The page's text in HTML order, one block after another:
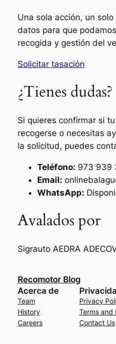
Una sola acción, un
datos para que
recogida y gestión del
Solicitar tasación
¿Tienes dudas?
Si quieres confirmar si
recogerse o necesitas
la solicitud, puedes
Teléfono: 973 939
Email:
WhatsApp:
Avalados por
Sigrauto AEDRA
Recomotor Blog
Acerca de
Team
History
Careers
Privacy
Terms and
Contact Us